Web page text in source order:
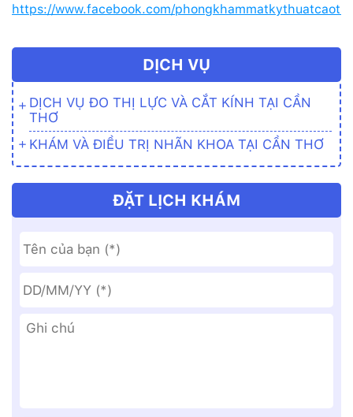
https://www.facebook.com/
DỊCH VỤ
DỊCH VỤ ĐO THỊ LỰC VÀ CẮT KÍNH TẠI CẦN
THƠ
KHÁM VÀ ĐIỀU TRỊ NHÃN KHOA TẠI CẦN THƠ
ĐẶT LỊCH KHÁM
Format: